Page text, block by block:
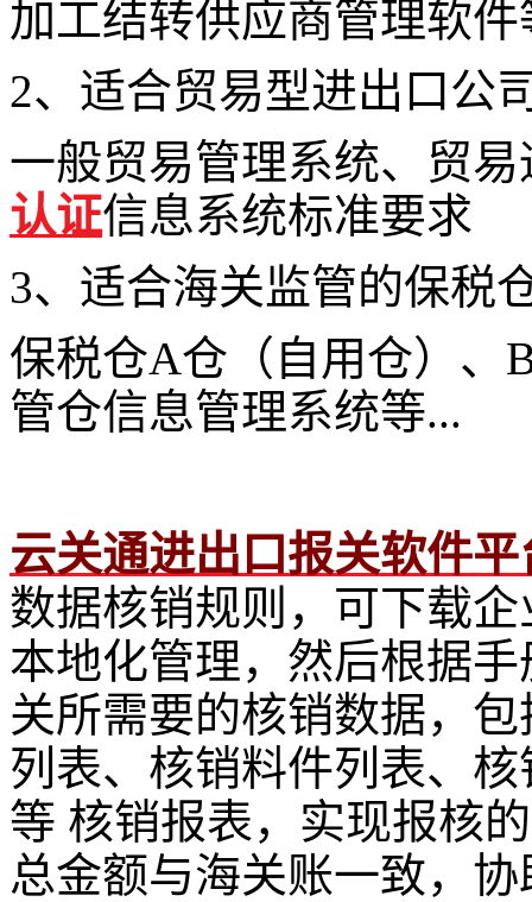
加工结转供应商管理软件
2、适合贸易型进出口公
一般贸易管理系统、贸
认证信息系统标准要求
3、适合海关监管的保税
保税仓A仓（自用仓）、
管仓信息管理系统等...
云关通进出口报关软件平
数据核销规则，可下载企
本地化管理，然后根据
关所需要的核销数据，
列表、核销料件列表、
等 核销报表，实现报核
总金额与海关账一致，